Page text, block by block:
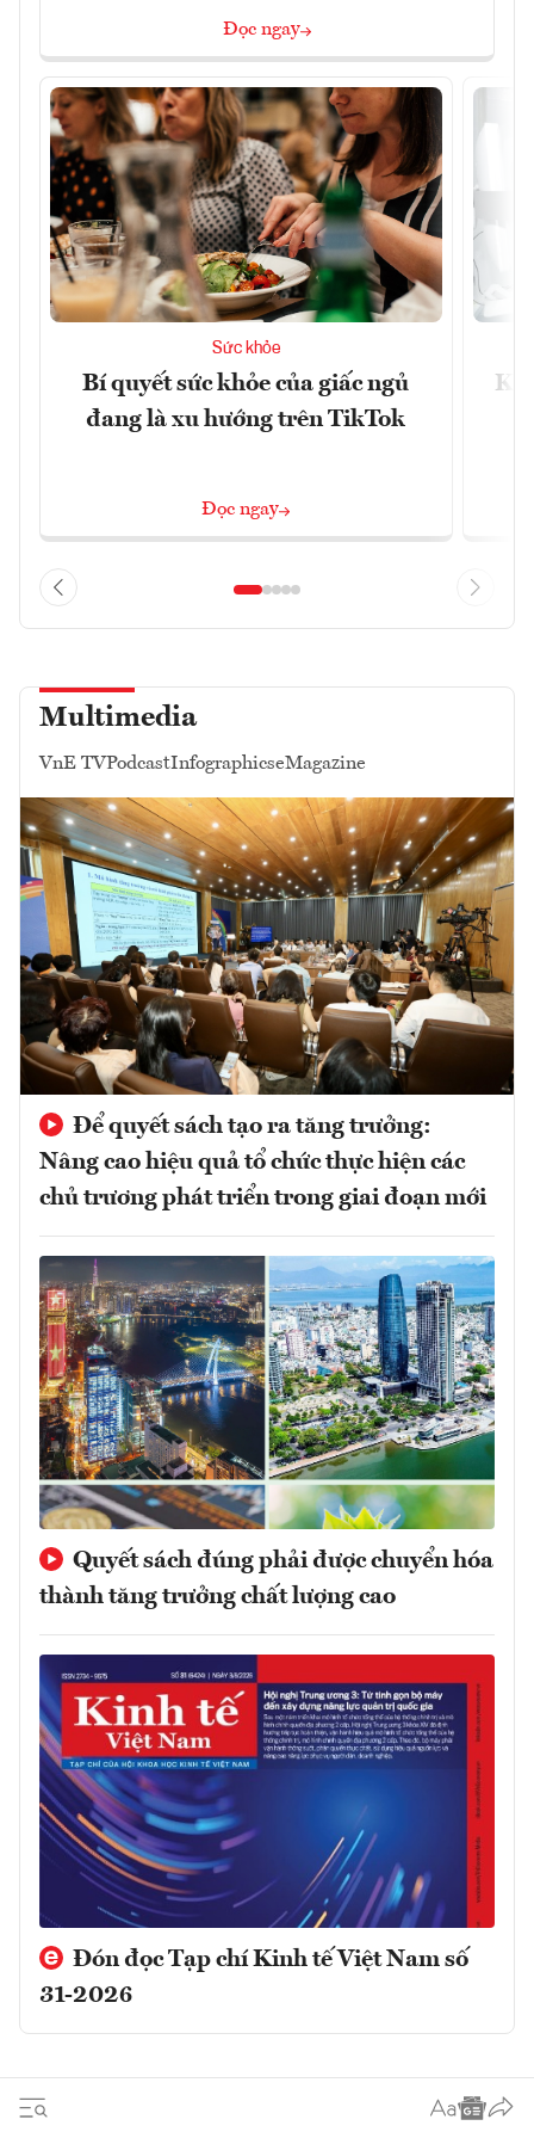
Đọc ngay
Sức khỏe
Bí quyết sức khỏe của giấc ngủ
đang là xu hướng trên TikTok
Đọc ngay
Multimedia
VnE TVPodcastInfographicseMagazine
Để quyết sách tạo ra tăng trưởng:
Nâng cao hiệu quả tổ chức thực hiện các
chủ trương phát triển trong giai đoạn mới
Quyết sách đúng phải được chuyển hóa
thành tăng trưởng chất lượng cao
Đón đọc Tạp chí Kinh tế Việt Nam số
31-2026